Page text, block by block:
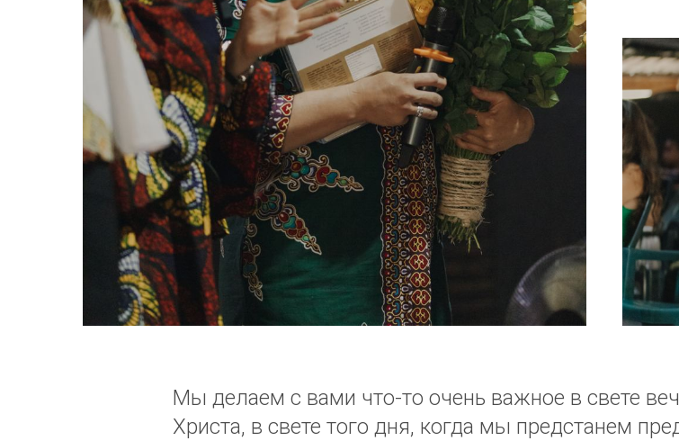
Мы делаем с вами что-то очень важное в свете
Христа, в свете того дня, когда мы предстанем